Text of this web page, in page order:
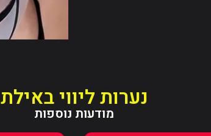
נערות ליווי באילת
מודעות נוספות